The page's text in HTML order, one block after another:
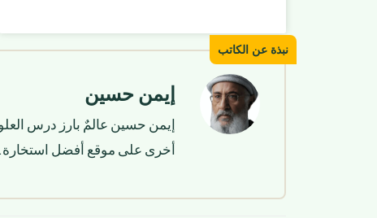
إيمن حسين
إيمن حسين عالمٌ بارز درس
أخرى على موقع أفضل استخارة.